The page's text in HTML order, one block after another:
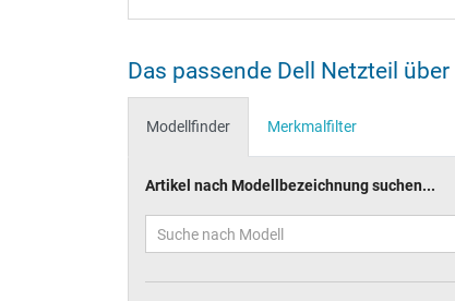
Das passende Dell Netzteil
Modellfinder Merkmalfilter
Artikel nach Modellbezeichnung suchen...